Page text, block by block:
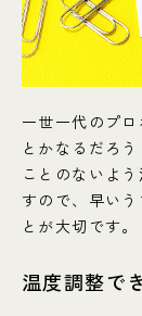
一世一代のプ
とかなるだろ
ことのないよ
すので、早い
とが大切です。
温度調整で